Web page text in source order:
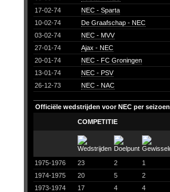
17-02-74
NEC - Sparta
10-02-74
De Graafschap - NEC
03-02-74
NEC - MVV
27-01-74
Ajax - NEC
20-01-74
NEC - FC Groningen
13-01-74
NEC - PSV
26-12-73
NEC - NAC
Officiële wedstrijden voor NEC per seizoen
COMPETITIE
1975-1976 23 2 1
1974-1975
20 5 2
1973-1974
17 4 4